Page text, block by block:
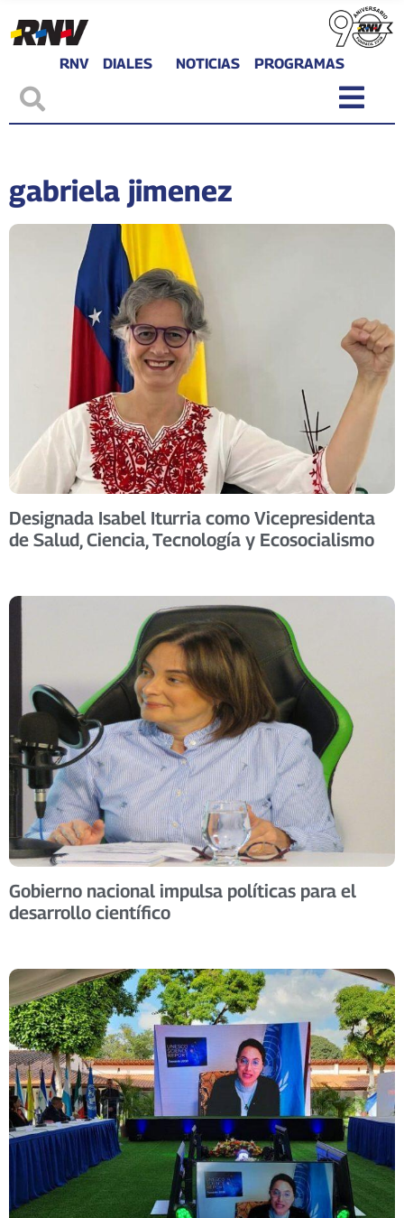
RNV DIALES NOTICIAS PROGRAMAS
gabriela jimenez
Designada Isabel Iturria como Vicepresidenta
de Salud, Ciencia, Tecnología y Ecosocialismo
Gobierno nacional impulsa políticas para el
desarrollo científico